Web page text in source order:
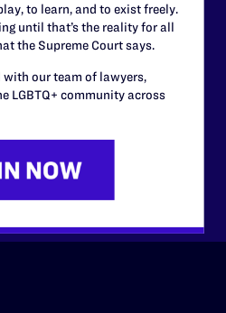
than ever.
to learn, and to exist freely.
until that’s the reality for all
the Supreme Court says.
with our team of lawyers,
LGBTQ+ community across